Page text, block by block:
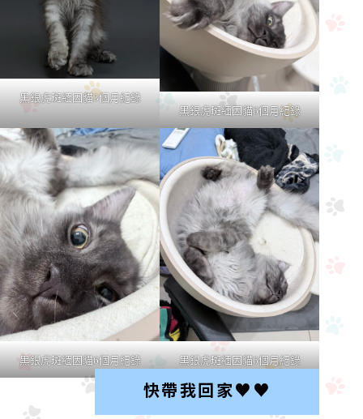
黑銀虎斑緬因貓3個月紀錄
黑銀虎斑緬因貓6個月紀錄
黑銀虎斑緬因貓6個月紀錄 黑銀虎斑緬因貓6個月紀錄
快帶我回家♥︎♥︎